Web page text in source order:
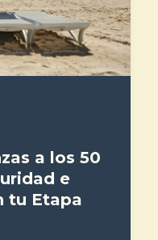
a los 50
e
tu Etapa